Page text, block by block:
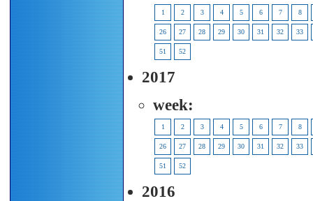
1 2 3 4 5 6 7 8
26 27 28 29 30 31 32 33
51 52
2017
week:
1 2 3 4 5 6 7 8
26 27 28 29 30 31 32 33
51 52
2016